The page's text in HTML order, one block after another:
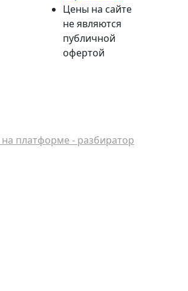
Цены на сайте
не являются
публичной
офертой
на платформе - разбиратор